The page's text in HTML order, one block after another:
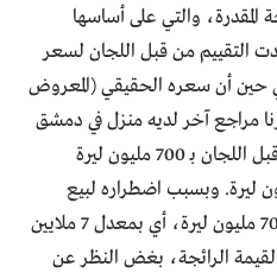
المقدرة، والتي على أساسها
التقييم من قبل اللجان لسعر
في حين أن سعره الحقيقي (المعروض
كما زارنا مراجع آخر لديه منزل في دمشق
تمّ تقدير سعره كقيمة رائجة من قبل اللجان بـ 700 مليون ليرة
مباع بمبلغ 400 مليون ليرة. وبسبب اضطراره لبيع
العقار، دفع الضريبة على مبلغ 700 مليون ليرة، أي بمعدل 7 ملايين
الرائجة، بغض النظر عن